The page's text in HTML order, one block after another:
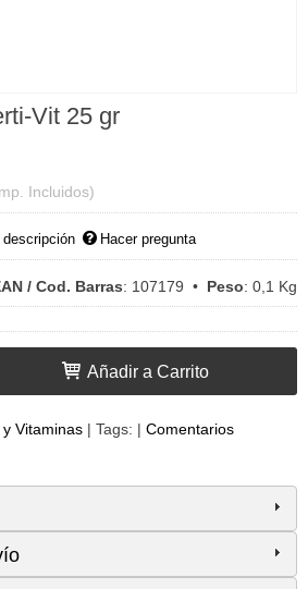
Vit 25 gr
Incluidos)
descripción Hacer pregunta
/ Cod. Barras: 107179 • Peso: 0,1 Kg
Añadir a Carrito
Vitaminas | Tags: | Comentarios